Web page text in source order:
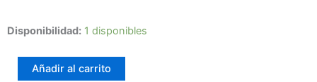
Disponibilidad: 1 disponibles
Wormlight
Nightmother
cantidadAñadir al carrito